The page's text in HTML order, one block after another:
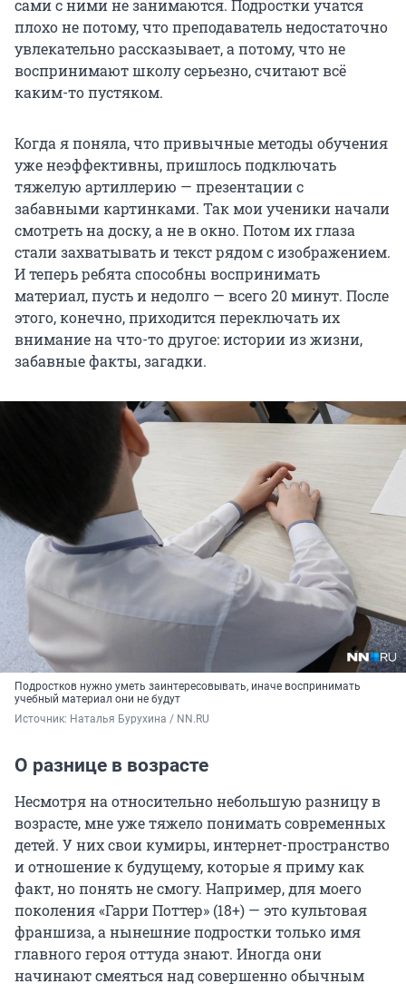
сами с ними не занимаются. Подростки учатся
плохо не потому, что преподаватель недостаточно
увлекательно рассказывает, а потому, что не
воспринимают школу серьезно, считают всё
каким-то пустяком.
Когда я поняла, что привычные методы обучения
уже неэффективны, пришлось подключать
тяжелую артиллерию — презентации с
забавными картинками. Так мои ученики начали
смотреть на доску, а не в окно. Потом их глаза
стали захватывать и текст рядом с изображением.
И теперь ребята способны воспринимать
материал, пусть и недолго — всего20 минут. После
этого, конечно, приходится переключать их
внимание на что-то другое: истории из жизни,
забавные факты, загадки.
Подростков нужно уметь заинтересовывать, иначе воспринимать
учебный материал они не будут
Источник: Наталья Бурухина / NN.RU
О разнице в возрасте
Несмотря на относительно небольшую разницу в
возрасте, мне уже тяжело понимать современных
детей. У них свои кумиры, интернет-пространство
и отношение к будущему, которые я приму как
факт, но понять не смогу. Например, для моего
поколения «Гарри Поттер» (18+) — это культовая
франшиза, а нынешние подростки только имя
главного героя оттуда знают. Иногда они
начинают смеяться над совершенно обычным